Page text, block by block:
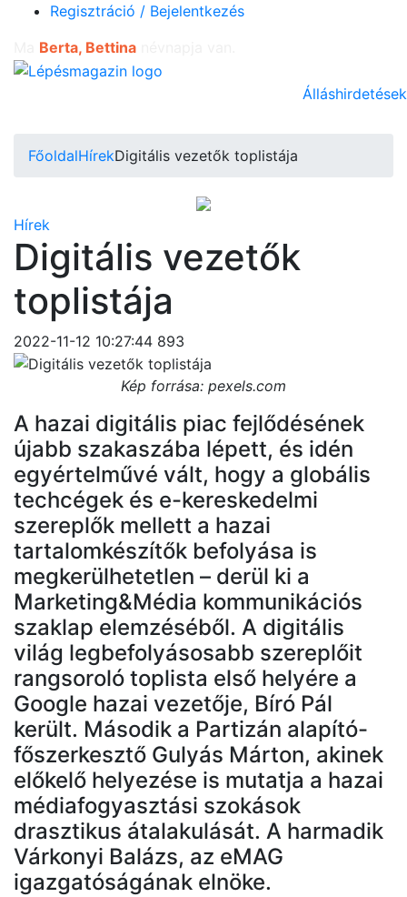
Regisztráció / Bejelentkezés
Berta, Bettina
Álláshirdetések
FőoldalHírekDigitális vezetők toplistája
Hírek
Digitális vezetők
toplistája
2022-11-12 10:27:44 893
Kép forrása: pexels.com
A hazai digitális piac fejlődésének
újabb szakaszába lépett, és idén
egyértelművé vált, hogy a globális
techcégek és e-kereskedelmi
szereplők mellett a hazai
tartalomkészítők befolyása is
megkerülhetetlen – derül ki a
Marketing&Média kommunikációs
szaklap elemzéséből. A digitális
világ legbefolyásosabb szereplőit
rangsoroló toplista első helyére a
Google hazai vezetője, Bíró Pál
került. Második a Partizán alapító-
főszerkesztő Gulyás Márton, akinek
előkelő helyezése is mutatja a hazai
médiafogyasztási szokások
drasztikus átalakulását. A harmadik
Várkonyi Balázs, az eMAG
igazgatóságának elnöke.